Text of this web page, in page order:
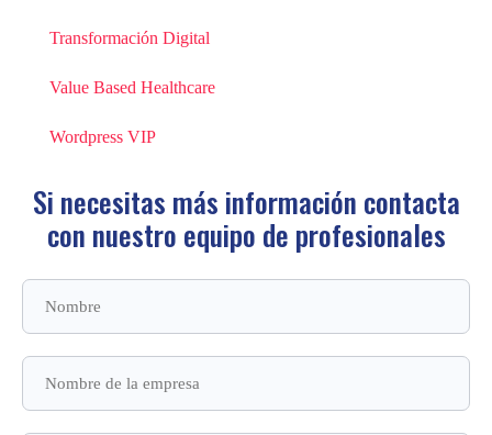
Transformación Digital
Value Based Healthcare
Wordpress VIP
Si necesitas más información contacta
con nuestro equipo de profesionales